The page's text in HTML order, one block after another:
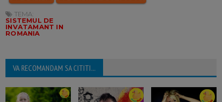
TEMA:
SISTEMUL DE
INVATAMANT IN
ROMANIA
VA RECOMANDAM SA CITITI...